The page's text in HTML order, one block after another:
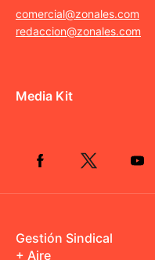
comercial@zonales.com
redaccion@zonales.com
Media Kit
Gestión Sindical
+ Aire